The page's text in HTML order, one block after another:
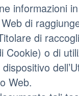
informazioni
di
di
Cookie) o di
Web.